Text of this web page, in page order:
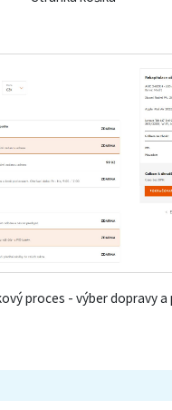
proces - výber dopravy a